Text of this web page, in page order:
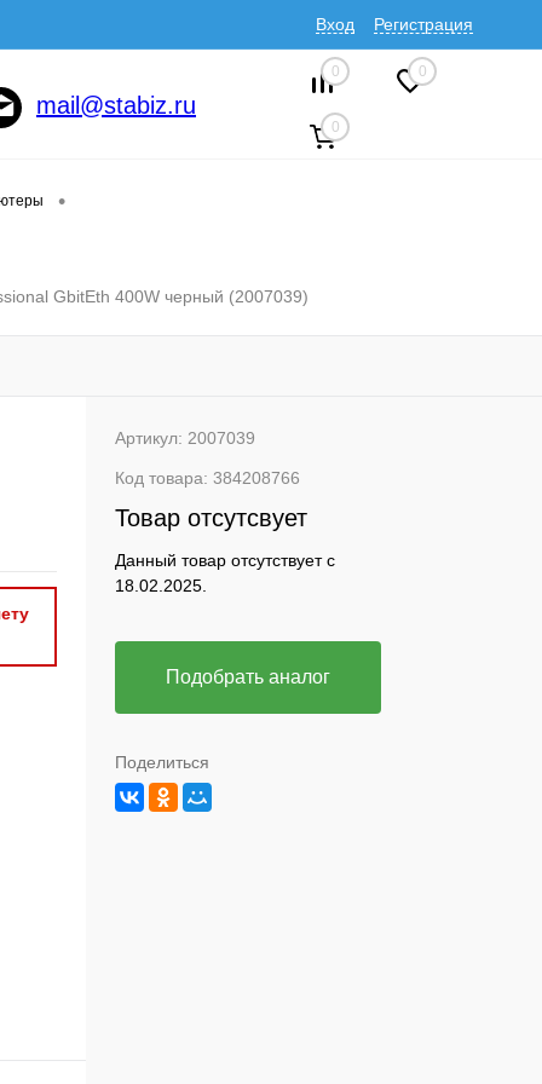
Вход Регистрация
mail@stabiz.ru
0 0
0
•
GbitEth 400W черный (2007039)
Артикул: 2007039
Код товара: 384208766
Товар отсутсвует
Данный товар отсутствует с
18.02.2025.
Подобрать аналог
Поделиться